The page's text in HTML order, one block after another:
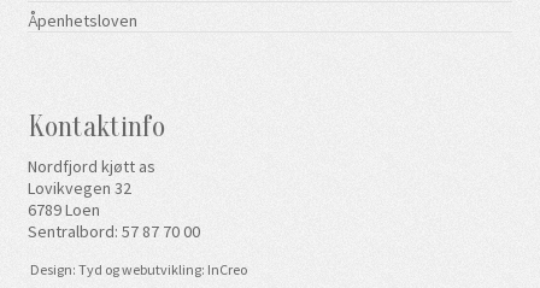
Åpenhetsloven
Kontaktinfo
Nordfjord kjøtt as
Lovikvegen 32
6789 Loen
Sentralbord: 57 87 70 00
Design: Tyd ogwebutvikling: InCreo